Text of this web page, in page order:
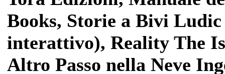
Books, Storie a Bivi
interattivo), Reality The
Altro Passo nella Neve